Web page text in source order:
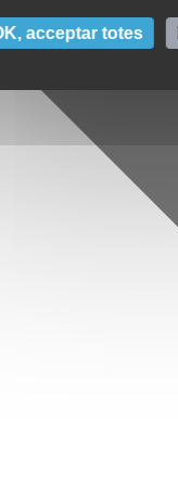
acceptar totes